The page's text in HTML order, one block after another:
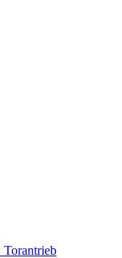
Torantrieb